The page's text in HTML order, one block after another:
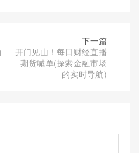
下一篇
开门见山！每日财经直播
期货喊单(探索金融市场
的实时导航)